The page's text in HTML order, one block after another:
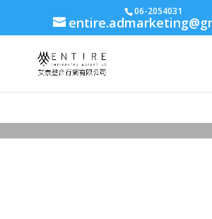
body{font-family: arial,"Microsoft JhengHei","
06-2054031